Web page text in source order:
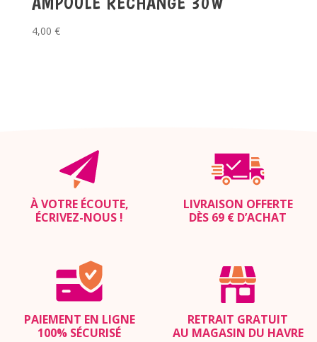
4,00 €
À VOTRE ÉCOUTE,
ÉCRIVEZ-NOUS !
LIVRAISON OFFERTE
DÈS 69 € D’ACHAT
PAIEMENT EN LIGNE
100% SÉCURISÉ
RETRAIT GRATUIT
AU MAGASIN DU HAVRE